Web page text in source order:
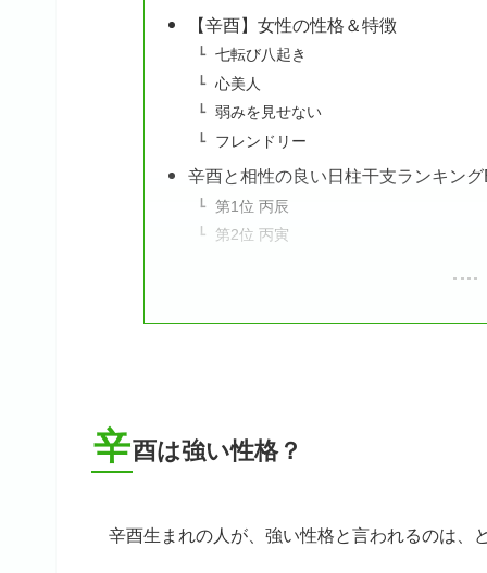
【辛酉】女性の性格＆特徴
七転び八起き
心美人
弱みを見せない
フレンドリー
辛酉と相性の良い日柱干支ランキン
第1位 丙辰
第2位 丙寅
辛酉は強い性格？
辛酉生まれの人が、強い性格と言われるのは、